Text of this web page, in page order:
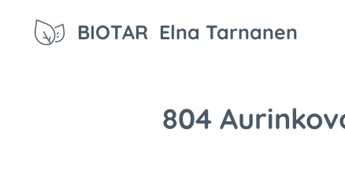
BIOTAR Elna Tarnanen
804